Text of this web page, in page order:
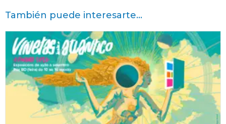
También puede interesarte...